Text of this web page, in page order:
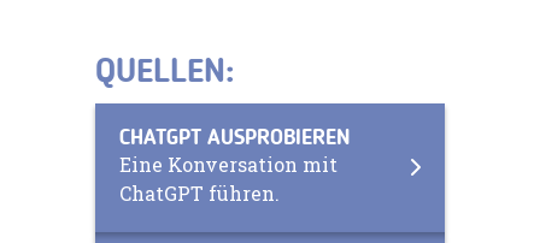
QUELLEN:
CHATGPT AUSPROBIEREN
Eine Konversation mit
ChatGPT führen.